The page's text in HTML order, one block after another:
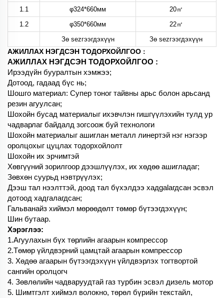
1.1
φ324*660мм
20㎡
1.2
φ350*660мм
22㎡
Зө sezгээгдэхүүн
Зө sezгээгдэхүүн
АЖИЛЛАХ НЭГДСЭН ТОДОРХОЙЛГОО :
АЖИЛЛАХ НЭГДСЭН ТОДОРХОЙЛГОО :
Ирээдүйн бууралтын хэмжээ;
Дотоод, гадаад бүс нь;
Шошго материал: Супер тоног тайвны арьс болон арьсанд
резин агуулсан;
Шохойн бусад материалыг ихэвчлэн гишгүүлэхийн тулд ур
чадварлаг байдалд зогсоож буй технологи
Шохойн материалыг ашиглан металл линертэй нэг нэгээр
оролцохыг цуцлах тодорхойлолт
Шохойн их эрчимтэй
Хөвгүүний зорилгоор дээшлүүлэх, их хөдөө ашигладаг;
Зөвхөн суурьд нэвтрүүлэх;
Дээш тал нээлттэй, доод тал бүхэлдээ хадgalагдсан эсвэл
дотоод хадгалагдсан;
Гальванайз хиймэл мөрөөдөлт төмөр бүтээгдэхүүн;
Шин бутаар.
Хэрэглээ:
1.Агуулахын бүх төрлийн агаарын компрессор
2.Төмөр үйлдвэрний цамцтай агаарын компрессор
3. Хөдөө агаарын бүтээгдэхүүн үйлдвэрлэх тогтвортой
сангийн оролцогч
4. Зөвлөлийн чадваруудтай газ турбин эсвэл дизель мотор
5. Шимтгэлт хиймэл волокно, төрөл бүрийн текстайл,